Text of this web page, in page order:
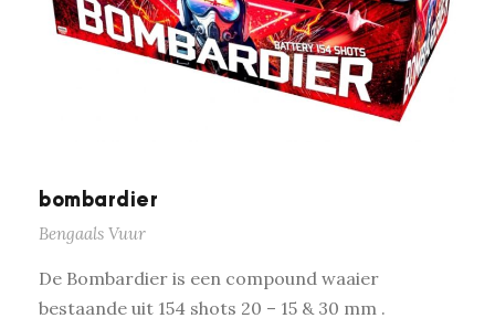
bombardier
Bengaals Vuur
De Bombardier is een compound waaier
bestaande uit 154 shots 20 – 15 & 30 mm .